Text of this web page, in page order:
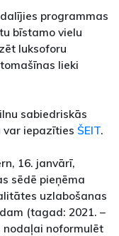
programmas
bīstamo vielu
luksoforu
lieki
sabiedriskās
var iepazīties ŠEIT.
16. janvārī,
sēdē pieņēma
uzlabošanas
(tagad: 2021. –
nodaļai noformulēt